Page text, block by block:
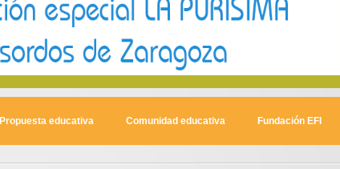
Propuesta educativa Comunidad educativa Fundación EFI